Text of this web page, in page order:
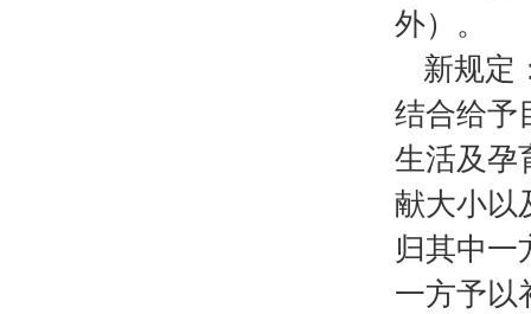
外）。
新规定
结合给予
生活及孕
献大小以
归其中
一方予以